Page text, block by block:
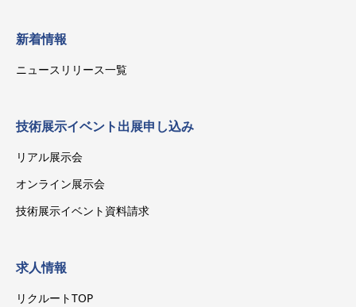
新着情報
ニュースリリース一覧
技術展示イベント出展申し込み
リアル展示会
オンライン展示会
技術展示イベント資料請求
求人情報
リクルートTOP